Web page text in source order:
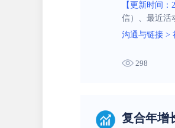
【更新时间：
信）、最近活
沟通与链接 >
298
复合年增